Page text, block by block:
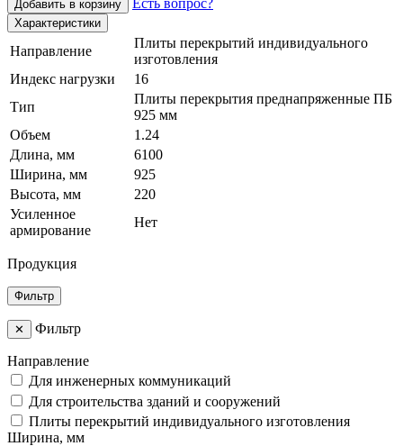
Добавить в корзину
Характеристики
Направление
Плиты перекрытий индивидуального
изготовления
Индекс нагрузки
16
Тип
Плиты перекрытия преднапряженные ПБ
925 мм
Объем
1.24
Длина, мм
6100
Ширина, мм
925
Высота, мм
220
Усиленное
армирование
Нет
Продукция
Фильтр
✕ Фильтр
Направление
Для инженерных коммуникаций
Для строительства зданий и сооружений
Плиты перекрытий индивидуального изготовления
Ширина, мм